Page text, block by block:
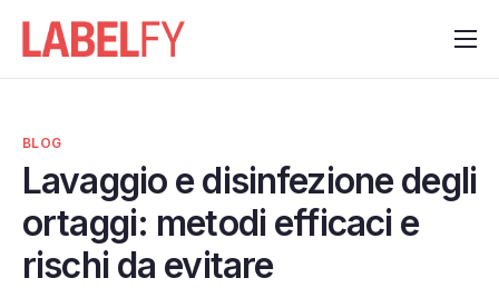
Funzionalità
Notizie
BLOG
Lavaggio e disinfezione degli
ortaggi: metodi efficaci e
rischi da evitare